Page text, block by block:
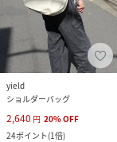
yield
ショルダーバッグ
2,640 円 20%OFF
24ポイント(1倍)